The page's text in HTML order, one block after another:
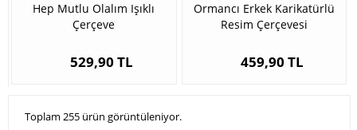
Hep Mutlu Olalım Işıklı
Çerçeve
529,90 TL
Ormancı Erkek Karikatürlü
Resim Çerçevesi
459,90 TL
Toplam 255 ürün görüntüleniyor.